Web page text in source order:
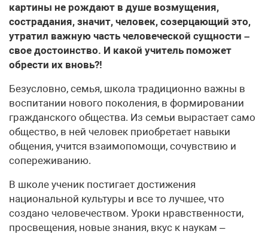
картины не рождают в душе возмущения,
сострадания, значит, человек, созерцающий это,
утратил важную часть человеческой сущности –
свое достоинство. И какой учитель поможет
обрести их вновь?!
Безусловно, семья, школа традиционно важны в
воспитании нового поколения, в формировании
гражданского общества. Из семьи вырастает само
общество, в ней человек приобретает навыки
общения, учится взаимопомощи, сочувствию и
сопереживанию.
В школе ученик постигает достижения
национальной культуры и все то лучшее, что
создано человечеством. Уроки нравственности,
просвещения, новые знания, вкус к наукам –